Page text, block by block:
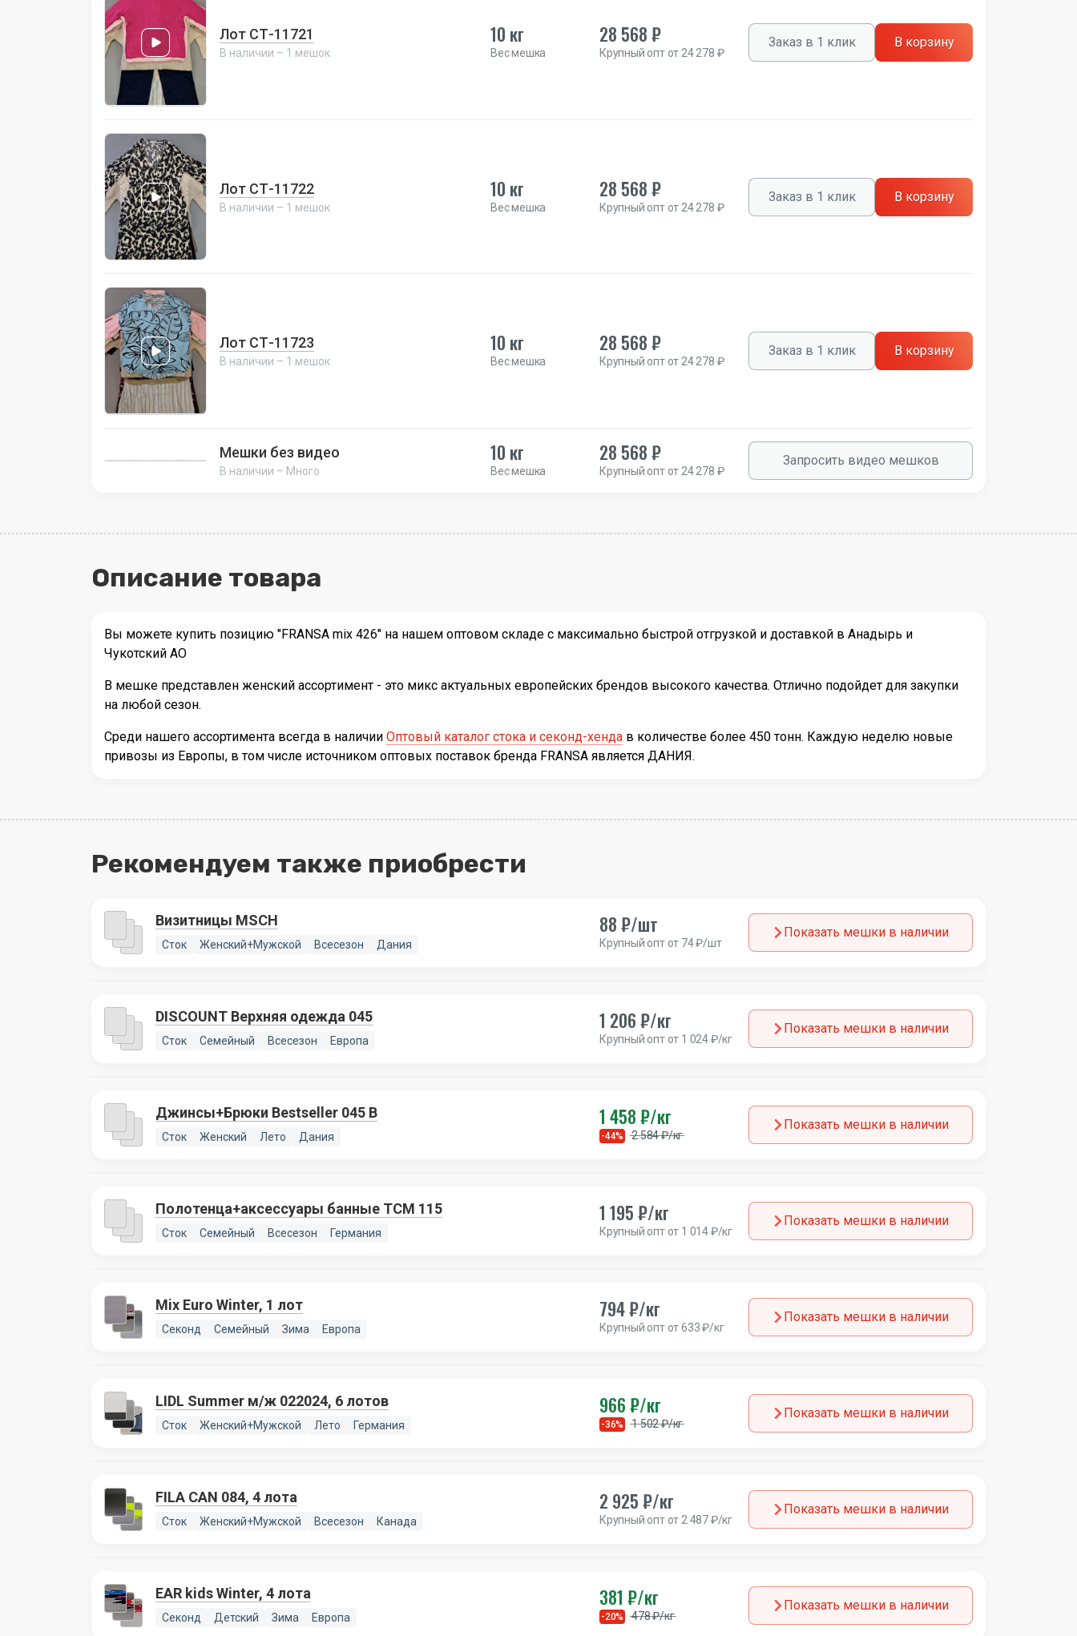
Лот СТ-11721
В наличии – 1 мешок
10 кг
Вес мешка
28 568 ₽
Крупный опт от 24 278 ₽
Заказ в 1 клик В корзину
Лот СТ-11722
В наличии – 1 мешок
10 кг
Вес мешка
28 568 ₽
Крупный опт от 24 278 ₽
Заказ в 1 клик В корзину
Лот СТ-11723
В наличии – 1 мешок
10 кг
Вес мешка
28 568 ₽
Крупный опт от 24 278 ₽
Заказ в 1 клик В корзину
Мешки без видео
В наличии – Много
10 кг
Вес мешка
28 568 ₽
Крупный опт от 24 278 ₽
Запросить видео мешков
Описание товара
Вы можете купить позицию "FRANSA mix 426" на нашем оптовом складе с максимально быстрой отгрузкой и доставкой в Анадырь и
Чукотский АО
В мешке представлен женский ассортимент - это микс актуальных европейских брендов высокого качества. Отлично подойдет для закупки
на любой сезон.
Среди нашего ассортимента всегда в наличии Оптовый каталог стока и секонд-хенда в количестве более 450 тонн. Каждую неделю новые
привозы из Европы, в том числе источником оптовых поставок бренда FRANSA является ДАНИЯ.
Рекомендуем также приобрести
Визитницы MSCH
Сток Женский+Мужской Всесезон Дания
88 ₽/шт
Крупный опт от 74 ₽/шт
Показать мешки в наличии
DISCOUNT Верхняя одежда 045
Сток Семейный Всесезон Европа
1 206 ₽/кг
Крупный опт от 1 024 ₽/кг
Показать мешки в наличии
Джинсы+Брюки Bestseller 045 B
Сток Женский Лето Дания
1 458 ₽/кг
-44% 2 584 ₽/кг
Показать мешки в наличии
Полотенца+аксессуары банные TCM 115
Сток Семейный Всесезон Германия
1 195 ₽/кг
Крупный опт от 1 014 ₽/кг
Показать мешки в наличии
Mix Euro Winter, 1 лот
Секонд Семейный Зима Европа
794 ₽/кг
Крупный опт от 633 ₽/кг
Показать мешки в наличии
LIDL Summer м/ж 022024, 6 лотов
Сток Женский+Мужской Лето Германия
966 ₽/кг
-36% 1 502 ₽/кг
Показать мешки в наличии
FILA CAN 084, 4 лота
Сток Женский+Мужской Всесезон Канада
2 925 ₽/кг
Крупный опт от 2 487 ₽/кг
Показать мешки в наличии
EAR kids Winter, 4 лота
Секонд Детский Зима Европа
381 ₽/кг
-20% 478 ₽/кг
Показать мешки в наличии